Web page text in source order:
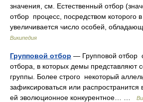
значения, см. Естественный отбор
отбор процесс, посредством которого
увеличивается число особей,
Википедия
Групповой отбор — Групповой отбор
отбора, в которых демы представляют
группы. Более строго некоторый
зафиксироваться или распространится
ей эволюционное конкурентное… …